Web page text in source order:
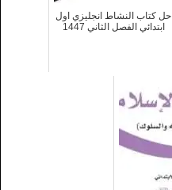
حل كتاب النشاط انجليزي اول
ابتدائي الفصل الثاني 1447